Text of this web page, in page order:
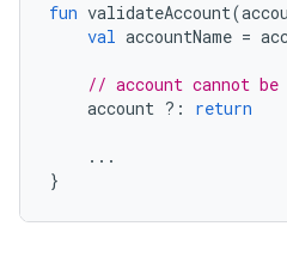
fun validateAccount(
val accountName =
// account cannot
account ?: return
...
}